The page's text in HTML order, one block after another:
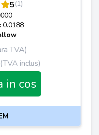
5(1)
0.0188
TVA)
(TVA inclus)
in cos